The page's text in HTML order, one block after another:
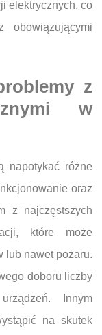
elektrycznych, co
z
w
napotykać różne
oraz
z najczęstszych
które może
lub nawet pożaru.
doboru liczby
Innym
na skutek